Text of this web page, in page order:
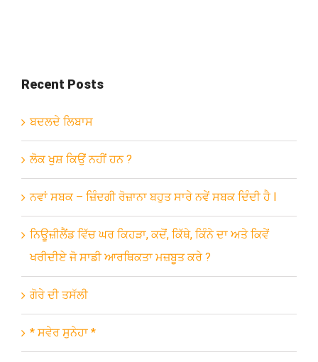
Recent Posts
ਬਦਲਦੇ ਲਿਬਾਸ
ਲੋਕ ਖੁਸ਼ ਕਿਉਂ ਨਹੀਂ ਹਨ ?
ਨਵਾਂ ਸਬਕ – ਜ਼ਿੰਦਗੀ ਰੋਜ਼ਾਨਾ ਬਹੁਤ ਸਾਰੇ ਨਵੇਂ ਸਬਕ ਦਿੰਦੀ ਹੈ l
ਨਿਊਜ਼ੀਲੈਂਡ ਵਿੱਚ ਘਰ ਕਿਹੜਾ, ਕਦੋਂ, ਕਿੱਥੇ, ਕਿੰਨੇ ਦਾ ਅਤੇ ਕਿਵੇਂ
ਖਰੀਦੀਏ ਜੋ ਸਾਡੀ ਆਰਥਿਕਤਾ ਮਜ਼ਬੂਤ ਕਰੇ ?
ਗੋਰੇ ਦੀ ਤਸੱਲੀ
* ਸਵੇਰ ਸੁਨੇਹਾ *